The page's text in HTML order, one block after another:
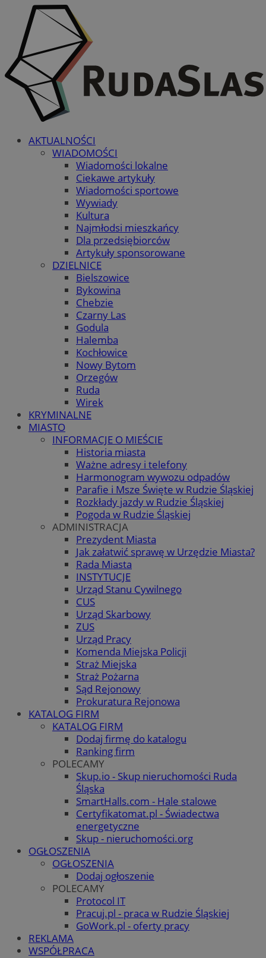
AKTUALNOŚCI
WIADOMOŚCI
Wiadomości lokalne
Ciekawe artykuły
Wiadomości sportowe
Wywiady
Kultura
Najmłodsi mieszkańcy
Dla przedsiębiorców
Artykuły sponsorowane
DZIELNICE
Bielszowice
Bykowina
Chebzie
Czarny Las
Godula
Halemba
Kochłowice
Nowy Bytom
Orzegów
Ruda
Wirek
KRYMINALNE
MIASTO
INFORMACJE O MIEŚCIE
Historia miasta
Ważne adresy i telefony
Harmonogram wywozu odpadów
Parafie i Msze Święte w Rudzie Śląskiej
Rozkłady jazdy w Rudzie Śląskiej
Pogoda w Rudzie Śląskiej
ADMINISTRACJA
Prezydent Miasta
Jak załatwić sprawę w Urzędzie Miasta?
Rada Miasta
INSTYTUCJE
Urząd Stanu Cywilnego
CUS
Urząd Skarbowy
ZUS
Urząd Pracy
Komenda Miejska Policji
Straż Miejska
Straż Pożarna
Sąd Rejonowy
Prokuratura Rejonowa
KATALOG FIRM
KATALOG FIRM
Dodaj firmę do katalogu
Ranking firm
POLECAMY
Skup.io - Skup nieruchomości Ruda
Śląska
SmartHalls.com - Hale stalowe
Certyfikatomat.pl - Świadectwa
energetyczne
Skup - nieruchomości.org
OGŁOSZENIA
OGŁOSZENIA
Dodaj ogłoszenie
POLECAMY
Protocol IT
Pracuj.pl - praca w Rudzie Śląskiej
GoWork.pl - oferty pracy
REKLAMA
WSPÓŁPRACA